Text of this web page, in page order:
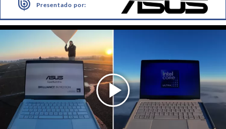
Presentado por: